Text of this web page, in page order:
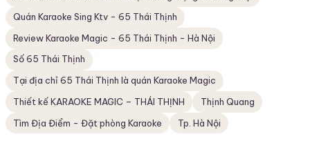
Quán Karaoke Sing Ktv - 65 Thái Thịnh
Review Karaoke Magic - 65 Thái Thịnh - Hà Nội
Số 65 Thái Thịnh
Tại địa chỉ 65 Thái Thịnh là quán Karaoke Magic
Thiết kế KARAOKE MAGIC – THÁI THỊNH
Thịnh Quang
Tìm Địa Điểm - Đặt phòng Karaoke
Tp. Hà Nội